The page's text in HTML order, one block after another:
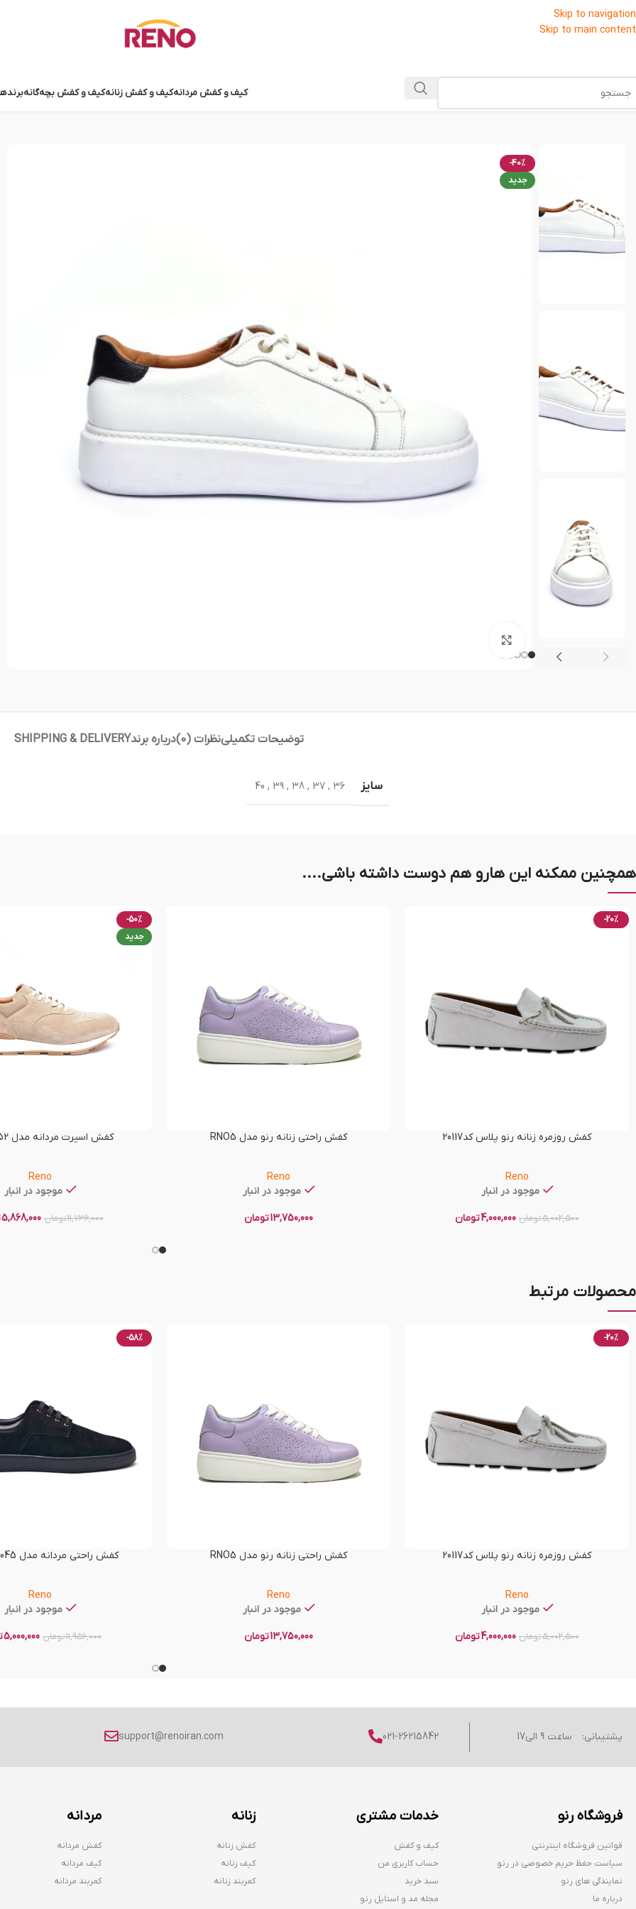
Skip to navigation
Skip to main content
کیف و کفش مردانهکیف و کفش زنانهکیف و کفش بچه‌گانه
-40%
جدید
توضیحات تکمیلینظرات (0) درباره برندSHIPPING & DELIVERY
سایز 36
,
37
,
38
,
39
,
40
همچنین ممکنه این هارو هم دوست داشته باشی....
-20%
کفش روزمره زنانه رنو پلاس کد20117
Reno
موجود در انبار
5,002,500تومان 4,000,000تومان
کفش راحتی زنانه رنو مدل RNO5
Reno
موجود در انبار
13,750,000تومان
-50%
جدید
کفش اسپرت مردانه مدل RNO-T52
Reno
موجود در انبار
11,736,000تومان 5,868,000
محصولات مرتبط
-20%
کفش روزمره زنانه رنو پلاس کد20117
Reno
موجود در انبار
5,002,500تومان 4,000,000تومان
کفش راحتی زنانه رنو مدل RNO5
Reno
موجود در انبار
13,750,000تومان
-58%
کفش راحتی مردانه مدل RENO-60045
Reno
موجود در انبار
11,956,000تومان 5,000,000
پشتیبانی: ساعت 9 الی17 021-26215842
support@renoiran.com
فروشگاه رنو
قوانین فروشگاه اینترنتی
سیاست حفظ حریم خصوصی در رنو
نمایندگی های رنو
درباره ما
خدمات مشتری
کیف و کفش
حساب کاربری من
سبد خرید
مجله مد و استایل رنو
زنانه
کفش زنانه
کیف زنانه
کمربند زنانه
مردانه
کفش مردانه
کیف مردانه
کمربند مردانه